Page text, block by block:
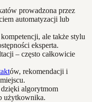
prowadzona przez
automatyzacji lub
ale także stylu
eksperta.
– często całkowicie
ów, rekomendacji i
algorytmom
użytkownika.